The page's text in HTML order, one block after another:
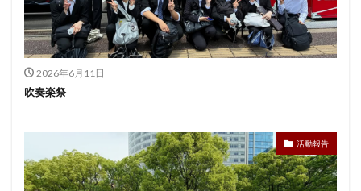
2026年6月11日
吹奏楽祭
活動報告